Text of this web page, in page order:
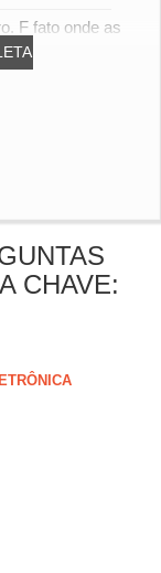
F fato onde as
CHAVE: